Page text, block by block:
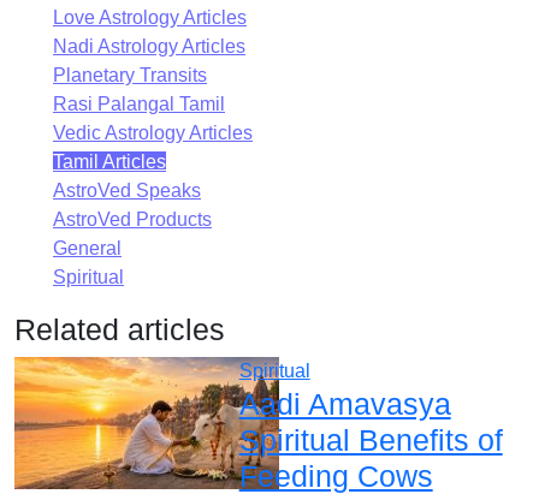
Love Astrology Articles
Nadi Astrology Articles
Planetary Transits
Rasi Palangal Tamil
Vedic Astrology Articles
Tamil Articles
AstroVed Speaks
AstroVed Products
General
Spiritual
Related articles
Spiritual
Aadi Amavasya
Spiritual Benefits of
Feeding Cows